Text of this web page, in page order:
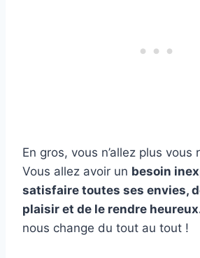
En gros, vous n’allez plus vous
Vous allez avoir un besoin
satisfaire toutes ses envies,
plaisir et de le rendre
nous change du tout au tout !